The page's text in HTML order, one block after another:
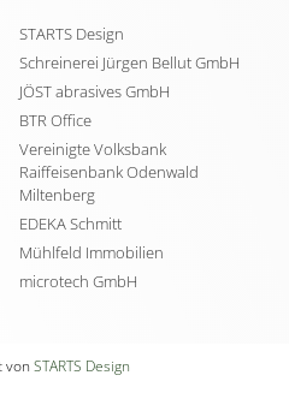
STARTS Design
Schreinerei Jürgen Bellut GmbH
JÖST abrasives GmbH
BTR Office
Vereinigte Volksbank
Raiffeisenbank Odenwald
Miltenberg
EDEKA Schmitt
Mühlfeld Immobilien
microtech GmbH
von STARTS Design